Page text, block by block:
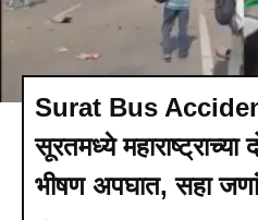
Surat Bus
सूरतमध्ये
भीषण अपघात, सहा